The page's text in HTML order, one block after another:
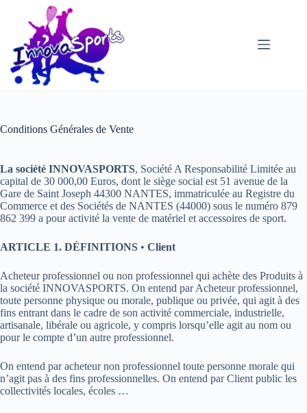
contenu
Conditions Générales de Vente
La société INNOVASPORTS, Société A Responsabilité Limitée au
capital de 30 000,00 Euros, dont le siège social est 51 avenue de la
Gare de Saint Joseph 44300 NANTES, immatriculée au Registre du
Commerce et des Sociétés de NANTES (44000) sous le numéro 879
862 399 a pour activité la vente de matériel et accessoires de sport.
ARTICLE 1. DÉFINITIONS • Client
Acheteur professionnel ou non professionnel qui achète des Produits à
la société INNOVASPORTS. On entend par Acheteur professionnel,
toute personne physique ou morale, publique ou privée, qui agit à des
fins entrant dans le cadre de son activité commerciale, industrielle,
artisanale, libérale ou agricole, y compris lorsqu’elle agit au nom ou
pour le compte d’un autre professionnel.
On entend par acheteur non professionnel toute personne morale qui
n’agit pas à des fins professionnelles. On entend par Client public les
collectivités locales, écoles …